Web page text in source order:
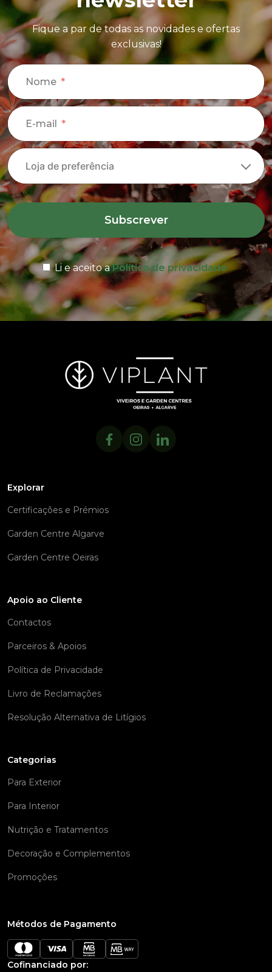
Fique a par de todas as novidades e ofertas
exclusivas!
Nome
E-mail
Subscrever
Li e aceito aPolítica de privacidade
Explorar
Certificações e Prémios
Garden Centre Algarve
Garden Centre Oeiras
Apoio ao Cliente
Contactos
Parceiros & Apoios
Política de Privacidade
Livro de Reclamações
Resolução Alternativa de Litígios
Categorias
Para Exterior
Para Interior
Nutrição e Tratamentos
Decoração e Complementos
Promoções
Métodos de Pagamento
Cofinanciado por: